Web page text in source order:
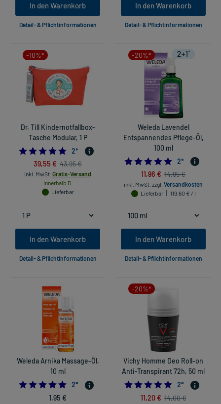
In den Warenkorb
Detail- & Pflichtinformationen
In den Warenkorb
Detail- & Pflichtinformationen
-10%*
Dr. Till Kindernotfallbox-
Tasche Modular, 1 P
5.0
2*
39,55 € 43,95 €
inkl. MwSt. Gratis-Versand
innerhalb D.
Lieferbar
In den Warenkorb
Detail- & Pflichtinformationen
-20%*
Weleda Lavendel
Entspannendes Pflege-Öl,
100 ml
5.0
2*
11,96 € 14,95 €
inkl. MwSt. zzgl. Versandkosten
Lieferbar
119,60 € / l
In den Warenkorb
Detail- & Pflichtinformationen
Weleda Arnika Massage-Öl,
10 ml
5.0
2*
1,95 €
-20%*
Vichy Homme Deo Roll-on
Anti-Transpirant 72h, 50 ml
5.0
2*
11,20 € 14,00 €